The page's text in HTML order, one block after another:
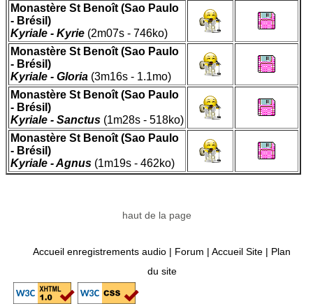
Monastère St Benoît (Sao Paulo
- Brésil)
Kyriale - Kyrie (2m07s - 746ko)
Monastère St Benoît (Sao Paulo
- Brésil)
Kyriale - Gloria (3m16s - 1.1mo)
Monastère St Benoît (Sao Paulo
- Brésil)
Kyriale - Sanctus (1m28s - 518ko)
Monastère St Benoît (Sao Paulo
- Brésil)
Kyriale - Agnus (1m19s - 462ko)
haut de la page
Accueil enregistrements audio | Forum | Accueil Site | Plan
du site